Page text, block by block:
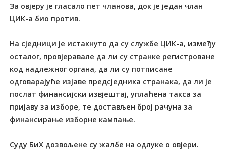
За овјеру је гласало пет чланова, док је један члан
ЦИК-а био против.
На сједници је истакнуто да су службе ЦИК-а, између
осталог, провјеравале да ли су странке регистроване
код надлежног органа, да ли су потписане
одговарајуће изјаве предсједника странака, да ли је
послат финансијски извјештај, уплаћена такса за
пријаву за изборе, те достављен број рачуна за
финансирање изборне кампање.
Суду БиХ дозвољене су жалбе на одлуке о овјери.